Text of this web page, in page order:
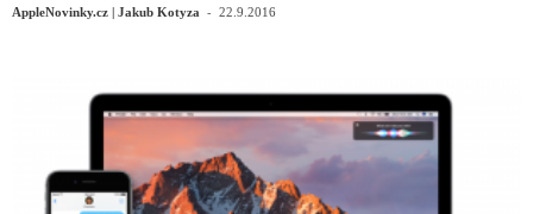
AppleNovinky.cz | Jakub Kotyza - 22.9.2016